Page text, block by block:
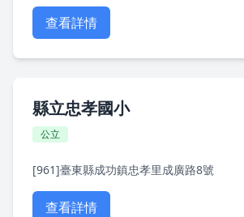
查看詳情
縣立忠孝國小
公立
[961]臺東縣成功鎮忠孝里成廣路8號
查看詳情